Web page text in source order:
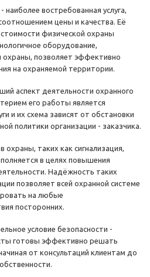
востребованная услуга,
цены и качества. Её
физической охраны
оборудование,
охраны, позволяет эффективно
на охраняемой территории.
аспект деятельности охранного
его работы является
и их схема зависят от обстановки
политики организации - заказчика.
таких как сигнализация,
в целях повышения
Надёжность таких
позволяет всей охранной системе
на любые
посторонних.
условие безопасности -
готовы эффективно решать
от консультаций клиентам до